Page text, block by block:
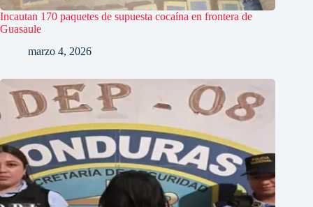
Incautan 170 paquetes de supuesta cocaína en frontera de
Guasaule
marzo 4, 2026